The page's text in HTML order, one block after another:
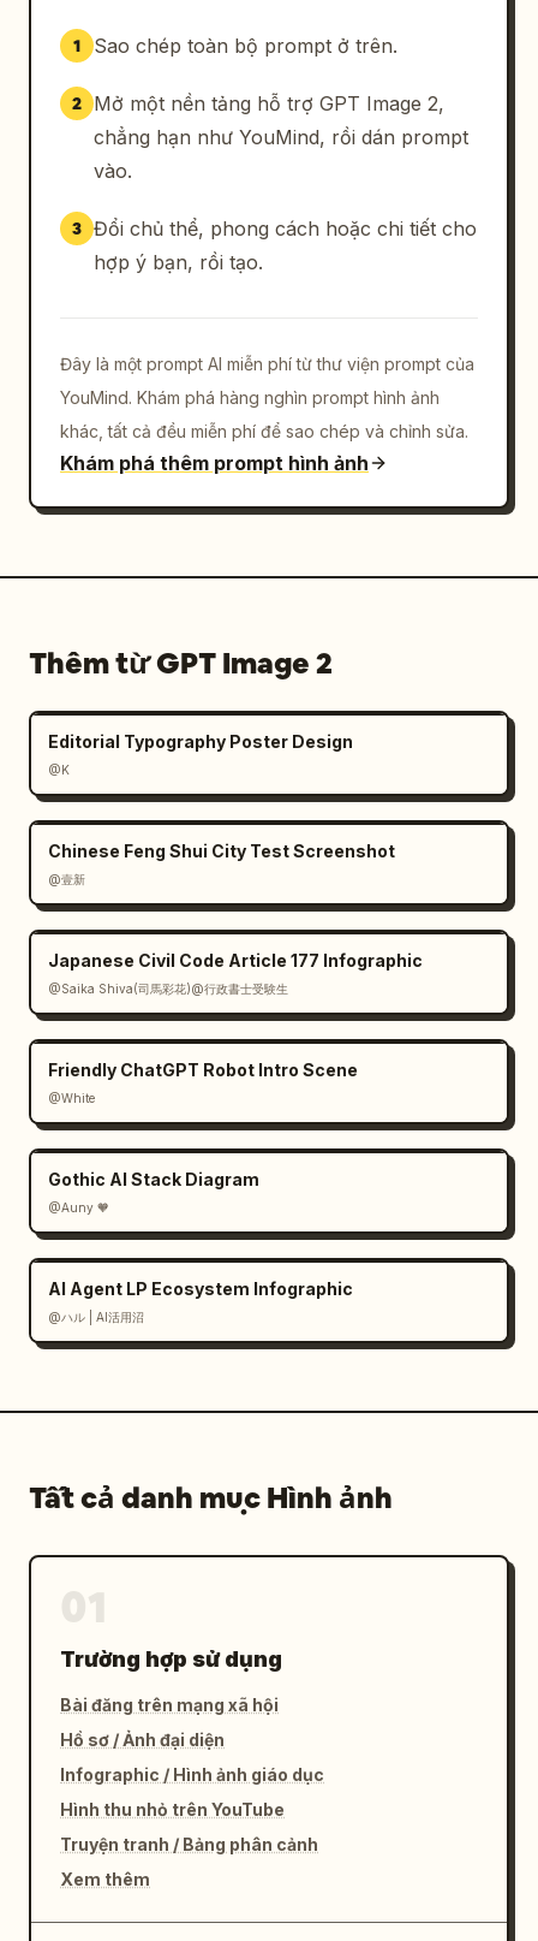
1 Sao chép toàn bộ prompt ở trên.
2
Mở một nền tảng hỗ trợ GPT Image 2,
chẳng hạn như YouMind, rồi dán prompt
vào.
3 Đổi chủ thể, phong cách hoặc chi tiết cho
hợp ý bạn, rồi tạo.
Đây là một prompt AI miễn phí từ thư viện prompt của
YouMind. Khám phá hàng nghìn prompt hình ảnh
khác, tất cả đều miễn phí để sao chép và chỉnh sửa.
Khám phá thêm prompt hình ảnh
Thêm từ GPT Image 2
Editorial Typography Poster Design
@K
Chinese Feng Shui City Test Screenshot
@壹新
Japanese Civil Code Article 177 Infographic
@Saika Shiva(司馬彩花)@行政書士受験生
Friendly ChatGPT Robot Intro Scene
@White
Gothic AI Stack Diagram
@Auny 🧡
AI Agent LP Ecosystem Infographic
@ハル | AI活用沼
Tất cả danh mục Hình ảnh
Trường hợp sử dụng
Bài đăng trên mạng xã hội
Hồ sơ / Ảnh đại diện
Infographic / Hình ảnh giáo dục
Hình thu nhỏ trên YouTube
Truyện tranh / Bảng phân cảnh
Xem thêm